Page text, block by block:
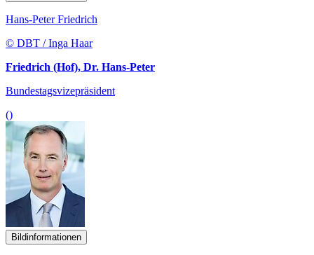
Hans-Peter Friedrich
© DBT / Inga Haar
Friedrich (Hof), Dr. Hans-Peter
Bundestagsvizepräsident
()
Bildinformationen